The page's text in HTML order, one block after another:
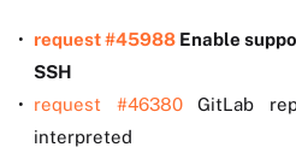
request #45988 Enable
SSH
request #46380
GitLab
interpreted